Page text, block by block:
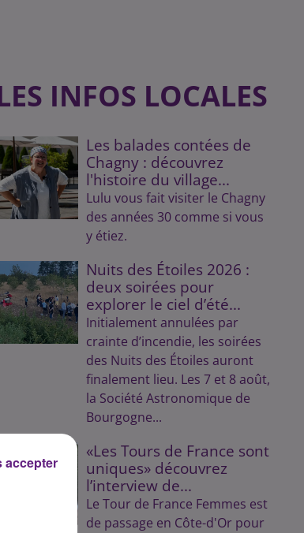
INFOS LOCALES
Les balades contées de
Chagny : découvrez
l'histoire du village...
Lulu vous fait visiter le Chagny
des années 30 comme si vous
y étiez.
Nuits des Étoiles 2026 :
deux soirées pour
explorer le ciel d’été...
Initialement annulées par
crainte d’incendie, les soirées
des Nuits des Étoiles auront
finalement lieu. Les 7 et 8 août,
la Société Astronomique de
Bourgogne...
«Les Tours de France sont
uniques» découvrez
l’interview de...
Le Tour de France Femmes est
de passage en Côte-d'Or pour
accepter